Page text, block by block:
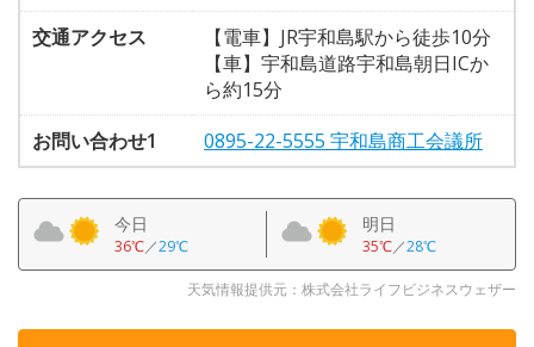
交通アクセス
【電車】JR宇和島駅から徒歩10分
【車】宇和島道路宇和島朝日ICか
ら約15分
お問い合わせ1
0895-22-5555 宇和島商工会議所
今日
36℃／29℃
明日
35℃／28℃
天気情報提供元：株式会社ライフビジネスウェザー